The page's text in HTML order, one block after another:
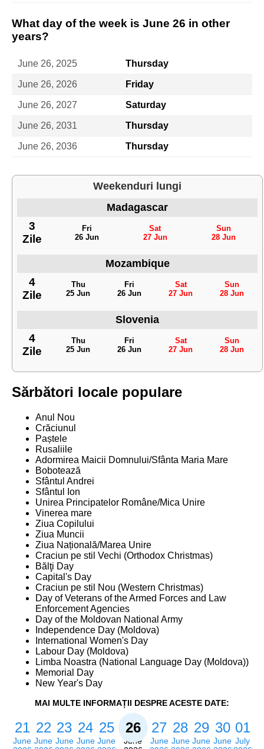
What day of the week is June 26 in other
years?
June 26, 2025 Thursday
June 26, 2026 Friday
June 26, 2027 Saturday
June 26, 2031 Thursday
June 26, 2036 Thursday
Weekenduri lungi
Madagascar
3
Zile
Fri
26 Jun
Sat
27 Jun
Sun
28 Jun
Mozambique
4
Zile
Thu
25 Jun
Fri
26 Jun
Sat
27 Jun
Sun
28 Jun
Slovenia
4
Zile
Thu
25 Jun
Fri
26 Jun
Sat
27 Jun
Sun
28 Jun
Sărbători locale populare
Anul Nou
Crăciunul
Paștele
Rusaliile
Adormirea Maicii Domnului/Sfânta Maria Mare
Bobotează
Sfântul Andrei
Sfântul Ion
Unirea Principatelor Române/Mica Unire
Vinerea mare
Ziua Copilului
Ziua Muncii
Ziua Națională/Marea Unire
Craciun pe stil Vechi (Orthodox Christmas)
Bălţi Day
Capital's Day
Craciun pe stil Nou (Western Christmas)
Day of Veterans of the Armed Forces and Law
Enforcement Agencies
Day of the Moldovan National Army
Independence Day (Moldova)
International Women's Day
Labour Day (Moldova)
Limba Noastra (National Language Day (Moldova))
Memorial Day
New Year's Day
MAI MULTE INFORMAȚII DESPRE ACESTE DATE:
21
June
22
June
23
June
24
June
25
June
26
June
27
June
28
June
29
June
30
June
01
July